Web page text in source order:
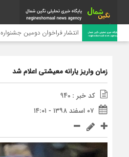
انتشار فراخوان دومین
زمان واریز یارانه معیشتی اعلام شد
کد خبر : 940
۰۷ اسفند ۱۳۹۸ - ۱۴:۰۱